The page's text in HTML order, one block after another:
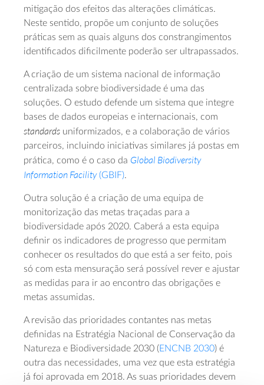
mitigação dos efeitos das alterações climáticas.
Neste sentido, propõe um conjunto de soluções
práticas sem as quais alguns dos constrangimentos
identificados dificilmente poderão ser ultrapassados.
A criação de um sistema nacional de informação
centralizada sobre biodiversidade é uma das
soluções. O estudo defende um sistema que integre
bases de dados europeias e internacionais, com
standards uniformizados, e a colaboração de vários
parceiros, incluindo iniciativas similares já postas em
prática, como é o caso da Global Biodiversity
Information Facility(GBIF).
Outra solução é a criação de uma equipa de
monitorização das metas traçadas para a
biodiversidade após 2020. Caberá a esta equipa
definir os indicadores de progresso que permitam
conhecer os resultados do que está a ser feito, pois
só com esta mensuração será possível rever e ajustar
as medidas para ir ao encontro das obrigações e
metas assumidas.
A revisão das prioridades contantes nas metas
definidas na Estratégia Nacional de Conservação da
Natureza e Biodiversidade 2030 (ENCNB 2030) é
outra das necessidades, uma vez que esta estratégia
já foi aprovada em 2018. As suas prioridades devem